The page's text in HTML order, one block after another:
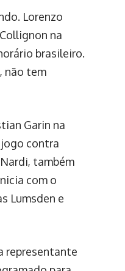
Lorenzo
na
brasileiro.
não tem
Garin na
jogo contra
também
com o
Lumsden e
representante